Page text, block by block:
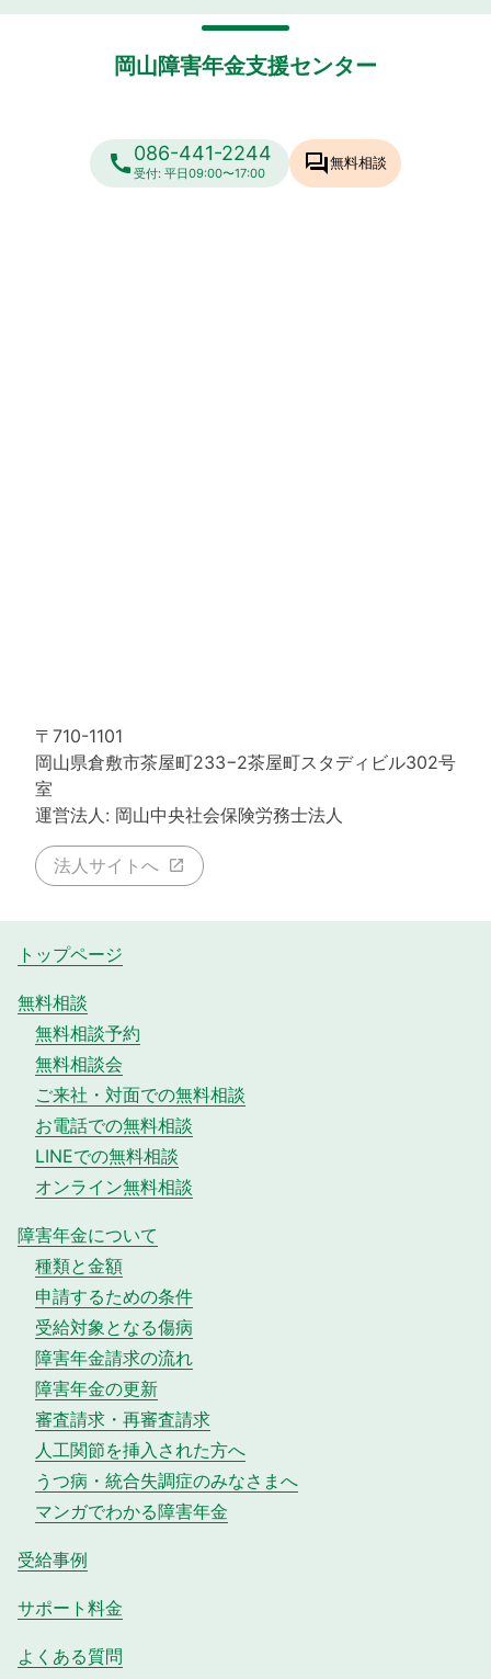
岡山障害年金支援センター
call086-441-2244
受付: 平日09:00〜17:00 forum無料相談
〒710-1101
岡山県倉敷市茶屋町233−2茶屋町スタディビル302号
室
運営法人: 岡山中央社会保険労務士法人
法人サイトへ
トップページ
無料相談
無料相談予約
無料相談会
ご来社・対面での無料相談
お電話での無料相談
LINEでの無料相談
オンライン無料相談
障害年金について
種類と金額
申請するための条件
受給対象となる傷病
障害年金請求の流れ
障害年金の更新
審査請求・再審査請求
人工関節を挿入された方へ
うつ病・統合失調症のみなさまへ
マンガでわかる障害年金
受給事例
サポート料金
よくある質問